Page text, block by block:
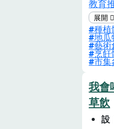
響程
牽罟
理、
義、
種類
導如
魚，
業的
教育
常感
業局
麼珍
經驗
主題
妙的
食農
畫，
實際
種植
地瓜
藝術
烹飪
市集
我會
草飲